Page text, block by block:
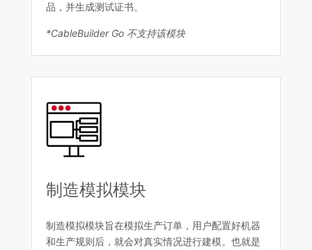
品，并生成测试证书。
*CableBuilder Go 不支持该模块
制造模拟模块
制造模拟模块旨在模拟生产订单，用户配置好机器
和生产规则后，就会对真实情况进行建模。也就是